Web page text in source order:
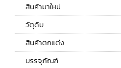
สินค้ามาใหม่
วัตุดิบ
สินค้าตกแต่ง
บรรจุภัณฑ์